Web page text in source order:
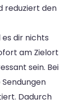
reduziert den
dir nichts
am Zielort
sein. Bei
Dadurch